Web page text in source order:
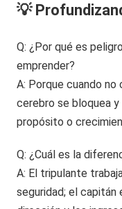
💡
Q: ¿Por qué es
emprender?
A: Porque cuando
cerebro se bloquea
propósito o
Q: ¿Cuál es la
A: El tripulante
seguridad; el